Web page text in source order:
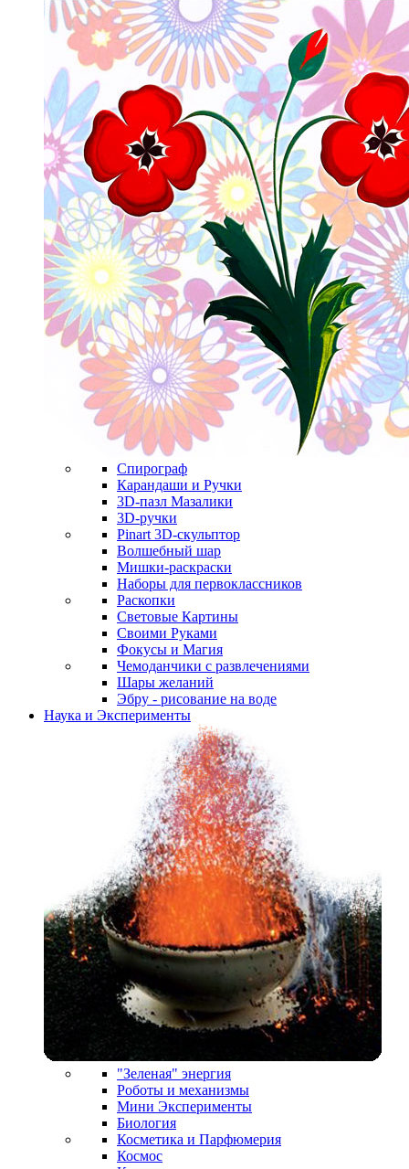
Спирограф
Карандаши и Ручки
3D-пазл Мазалики
3D-ручки
Pinart 3D-скульптор
Волшебный шар
Мишки-раскраски
Наборы для первоклассников
Раскопки
Световые Картины
Своими Руками
Фокусы и Магия
Чемоданчики с развлечениями
Шары желаний
Эбру - рисование на воде
Наука и Эксперименты
"Зеленая" энергия
Роботы и механизмы
Мини Эксперименты
Биология
Косметика и Парфюмерия
Космос